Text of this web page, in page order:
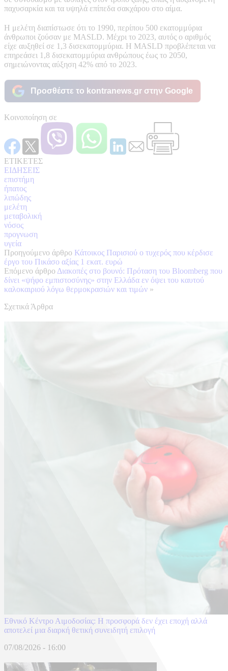
παχυσαρκία και τα υψηλά επίπεδα σακχάρου στο αίμα.
Η μελέτη διαπίστωσε ότι το 1990, περίπου 500 εκατομμύρια
άνθρωποι ζούσαν με MASLD. Μέχρι το 2023, αυτός ο αριθμός
είχε αυξηθεί σε 1,3 δισεκατομμύρια. Η MASLD προβλέπεται να
επηρεάσει 1,8 δισεκατομμύρια ανθρώπους έως το 2050,
σημειώνοντας αύξηση 42% από το 2023.
Προσθέστε το kontranews.gr στην Google
Κοινοποίηση σε
ΕΤΙΚΕΤΕΣ
ΕΙΔΗΣΕΙΣ
επιστήμη
ήπατος
λιπώδης
μελέτη
μεταβολική
νόσος
προγνωση
υγεία
Προηγούμενο άρθρο Κάτοικος Παρισιού ο τυχερός που κέρδισε
έργο του Πικάσο αξίας 1 εκατ. ευρώ
Επόμενο άρθρο Διακοπές στο βουνό: Πρόταση του Bloomberg που
δίνει «ψήφο εμπιστοσύνης» στην Ελλάδα εν όψει του καυτού
καλοκαιριού λόγω θερμοκρασιών και τιμών »
Σχετικά Άρθρα
Εθνικό Κέντρο Αιμοδοσίας: H προσφορά δεν έχει εποχή αλλά
αποτελεί μια διαρκή θετική συνειδητή επιλογή
07/08/2026 - 16:00